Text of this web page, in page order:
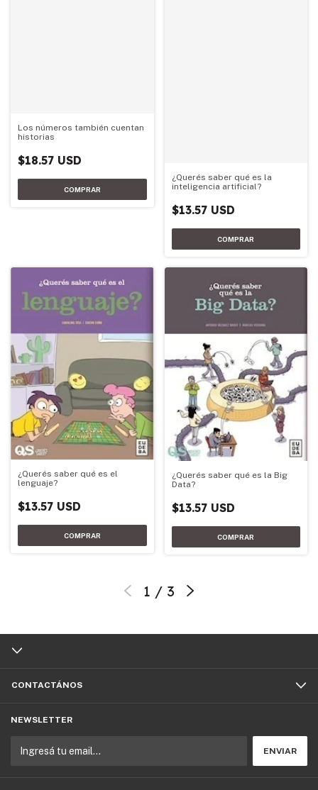
Los números también cuentan
historias
$18.57 USD
¿Querés saber qué es la
inteligencia artificial?
$13.57 USD
¿Querés saber qué es el
lenguaje?
$13.57 USD
¿Querés saber qué es la Big
Data?
$13.57 USD
1 / 3
CONTACTÁNOS
NEWSLETTER